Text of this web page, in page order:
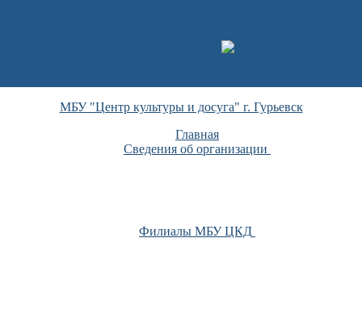
МБУ "Центр культуры и досуга" г. Гурьевск
Главная
Сведения об организации
Филиалы МБУ ЦКД